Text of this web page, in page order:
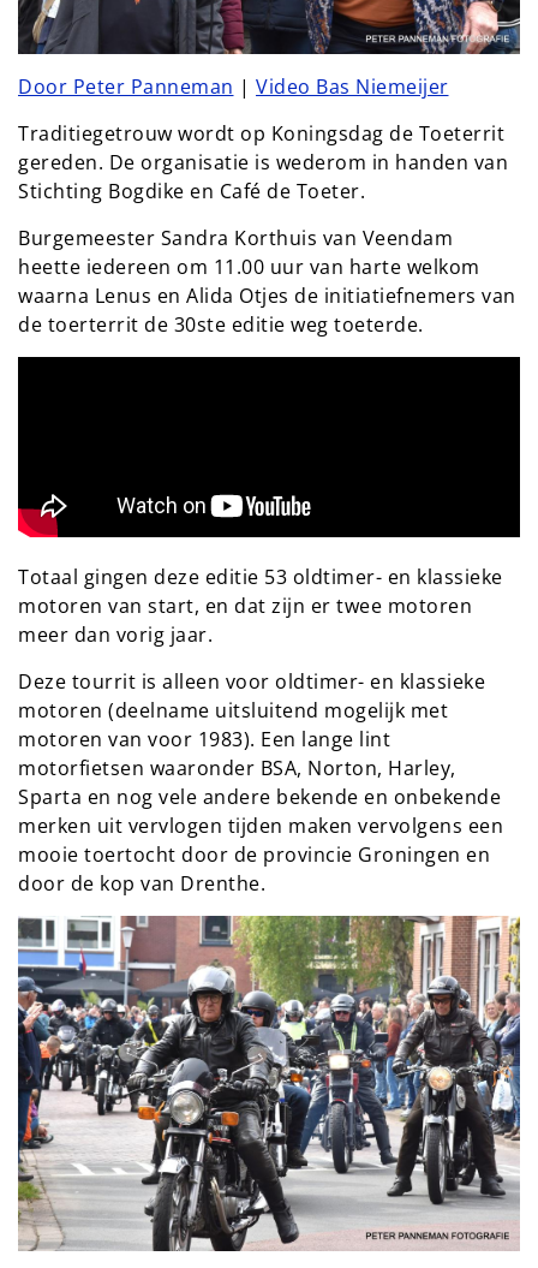
Door Peter Panneman | Video Bas Niemeijer
Traditiegetrouw wordt op Koningsdag de Toeterrit
gereden. De organisatie is wederom in handen van
Stichting Bogdike en Café de Toeter.
Burgemeester Sandra Korthuis van Veendam
heette iedereen om 11.00 uur van harte welkom
waarna Lenus en Alida Otjes de initiatiefnemers van
de toerterrit de 30ste editie weg toeterde.
Totaal gingen deze editie 53 oldtimer- en klassieke
motoren van start, en dat zijn er twee motoren
meer dan vorig jaar.
Deze tourrit is alleen voor oldtimer- en klassieke
motoren (deelname uitsluitend mogelijk met
motoren van voor 1983). Een lange lint
motorfietsen waaronder BSA, Norton, Harley,
Sparta en nog vele andere bekende en onbekende
merken uit vervlogen tijden maken vervolgens een
mooie toertocht door de provincie Groningen en
door de kop van Drenthe.